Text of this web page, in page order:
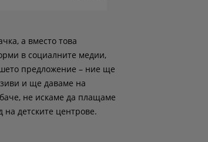
а вместо това
в социалните медии,
предложение – ние ще
и ще даваме на
не искаме да плащаме
на детските центрове.